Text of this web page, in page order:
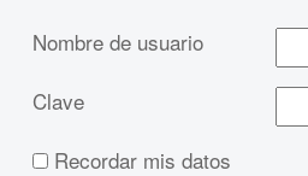
Nombre de usuario
Clave
Recordar mis datos